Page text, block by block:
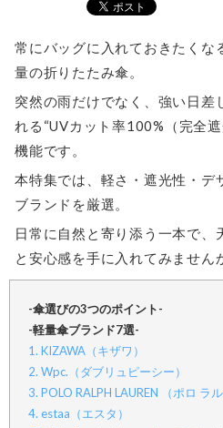
常にバッグに入れておきたくな
量の折りたたみ傘。
突然の雨だけでなく、強い日差
れる“UVカット率100%（完全
機能です。
本特集では、軽さ・遮光性・デ
ブランドを厳選。
日常に自然と寄り添う一本で、
と安心感を手に入れてみません
-傘選びの3つのポイント-
-軽量傘ブランド7選-
1. KIZAWA（キザワ）
2. Wpc.（ダブリュピーシー）
3. POLO RALPH LAUREN （ポロ ラ
4. estaa（エスタ）